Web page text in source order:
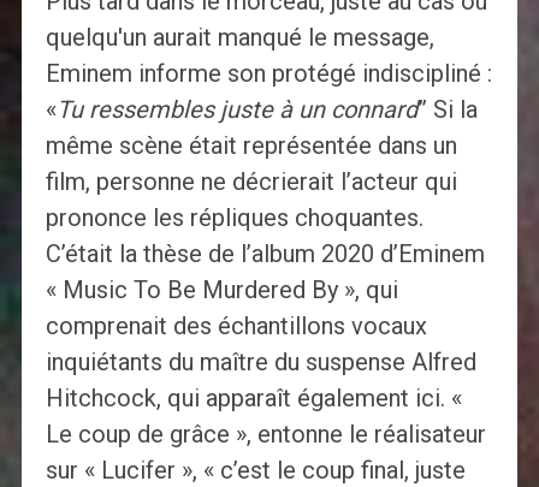
quelqu'un aurait manqué le message,
Eminem informe son protégé indiscipliné :
«Tu ressembles juste à un connard” Si la
même scène était représentée dans un
film, personne ne décrierait l’acteur qui
prononce les répliques choquantes.
C’était la thèse de l’album 2020 d’Eminem
« Music To Be Murdered By », qui
comprenait des échantillons vocaux
inquiétants du maître du suspense Alfred
Hitchcock, qui apparaît également ici. «
Le coup de grâce », entonne le réalisateur
sur « Lucifer », « c’est le coup final, juste